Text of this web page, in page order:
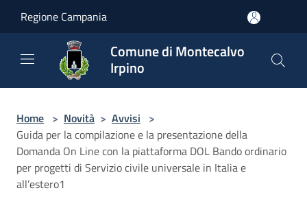
Regione Campania
Comune di Montecalvo
Irpino
Home > Novità > Avvisi >
Guida per la compilazione e la presentazione della
Domanda On Line con la piattaforma DOL Bando ordinario
per progetti di Servizio civile universale in Italia e
all’estero1